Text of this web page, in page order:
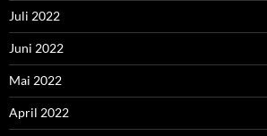
Juli 2022
Juni 2022
Mai 2022
April 2022